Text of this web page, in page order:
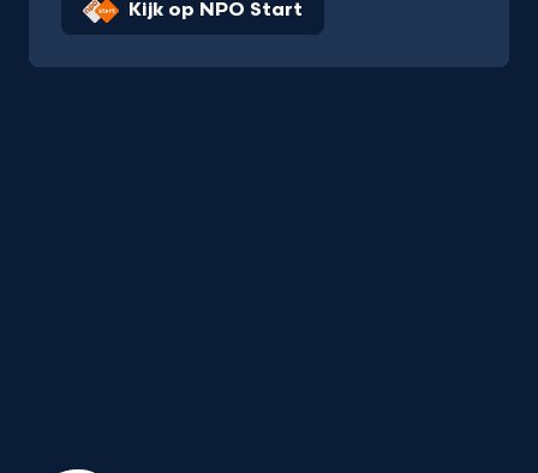
Kijk op NPO Start